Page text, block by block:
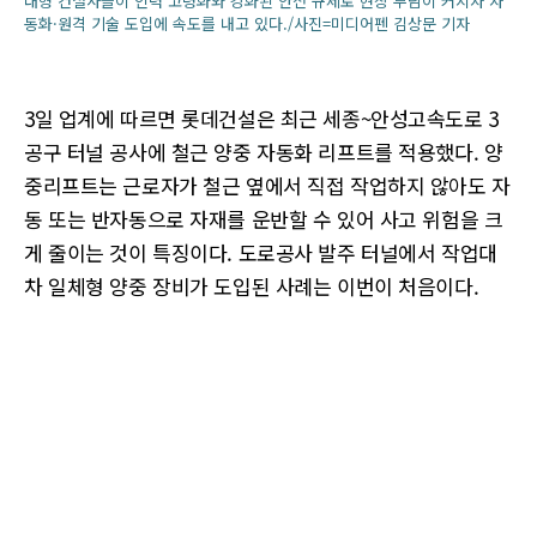
동화·원격 기술 도입에 속도를 내고 있다./사진=미디어펜 김상문 기자
3일 업계에 따르면 롯데건설은 최근 세종~안성고속도로 3
공구 터널 공사에 철근 양중 자동화 리프트를 적용했다. 양
중리프트는 근로자가 철근 옆에서 직접 작업하지 않아도 자
동 또는 반자동으로 자재를 운반할 수 있어 사고 위험을 크
게 줄이는 것이 특징이다. 도로공사 발주 터널에서 작업대
차 일체형 양중 장비가 도입된 사례는 이번이 처음이다.